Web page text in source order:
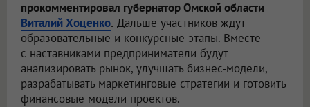
прокомментировал губернатор Омской области
Виталий Хоценко. Дальше участников ждут
образовательные и конкурсные этапы. Вместе
с наставниками предприниматели будут
анализировать рынок, улучшать бизнес-модели,
разрабатывать маркетинговые стратегии и готовить
финансовые модели проектов.